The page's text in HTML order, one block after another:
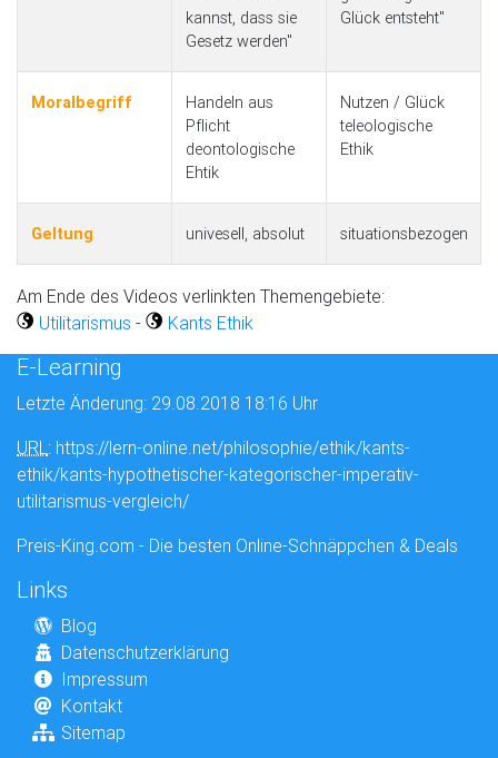
kannst, dass sie
Gesetz werden"
Glück entsteht"
Moralbegriff
Handeln aus
Pflicht
deontologische
Ehtik
Nutzen / Glück
teleologische
Ethik
Geltung univesell, absolut situationsbezogen
Am Ende des Videos verlinkten Themengebiete:
Utilitarismus - Kants Ethik
E-Learning
Letzte Änderung: 29.08.2018 18:16 Uhr
URL: https://lern-online.net/philosophie/ethik/kants-
ethik/kants-hypothetischer-kategorischer-imperativ-
utilitarismus-vergleich/
Preis-King.com - Die besten Online-Schnäppchen & Deals
Links
Blog
Datenschutzerklärung
Impressum
Kontakt
Sitemap